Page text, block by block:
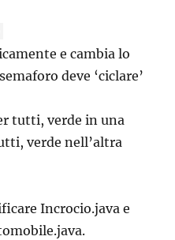
e cambia lo
deve ‘ciclare’
tutti, verde in una
verde nell’altra
Incrocio.java e